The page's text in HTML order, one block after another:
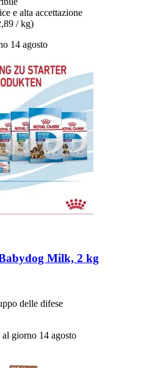
e alta accettazione
/ kg)
14 agosto
Milk, 2 kg
delle difese
giorno 14 agosto